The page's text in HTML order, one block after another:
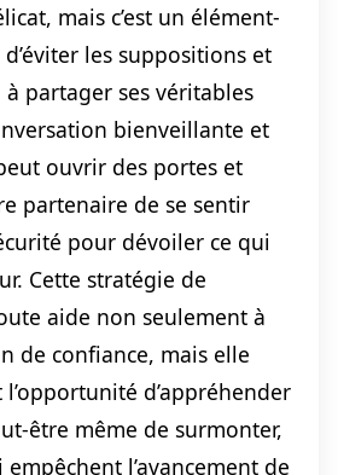
mais c’est un élément-
les suppositions et
à partager ses véritables
bienveillante et
ouvrir des portes et
partenaire de se sentir
pour dévoiler ce qui
Cette stratégie de
aide non seulement à
de confiance, mais elle
d’appréhender
être même de surmonter,
l’avancement de